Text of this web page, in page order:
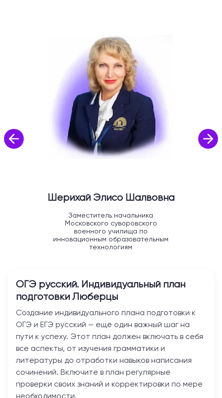
Шерихай Элисо Шалвовна
Заместитель начальника
Московского суворовского
военного училища по
инновационным образовательным
технологиям
ОГЭ русский. Индивидуальный план
подготовки Люберцы
Создание индивидуального плана подготовки к
ОГЭ и ЕГЭ русский — ещё один важный шаг на
пути к успеху. Этот план должен включать в себя
все аспекты, от изучения грамматики и
литературы до отработки навыков написания
сочинений. Включите в план регулярные
проверки своих знаний и корректировки по мере
необходимости.